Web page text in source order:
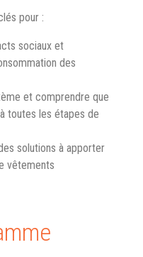
pour :
sociaux et
des
et comprendre que
toutes les étapes de
solutions à apporter
vêtements